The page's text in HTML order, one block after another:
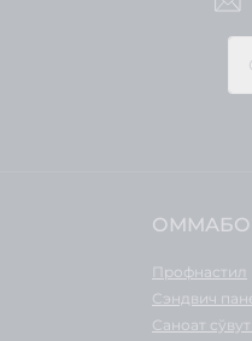
Профнастил
Сэндвич
Саноат